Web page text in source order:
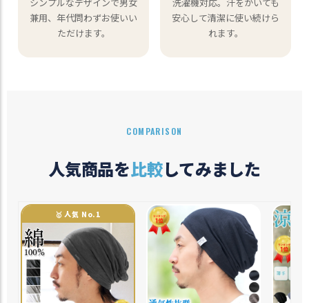
兼用、年代問わずお使いい
ただけます。
安心して清潔に使い続けら
れます。
COMPARISON
人気商品を比較してみました
🥇 人気 No.1